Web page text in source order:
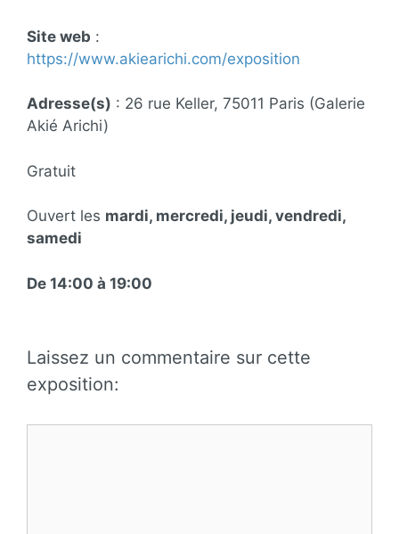
Site web :
https://www.akiearichi.com/exposition
Adresse(s) : 26 rue Keller, 75011 Paris (Galerie
Akié Arichi)
Gratuit
Ouvert les mardi, mercredi, jeudi, vendredi,
samedi
De 14:00 à 19:00
Laissez un commentaire sur cette
exposition: